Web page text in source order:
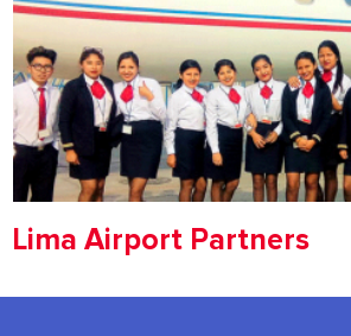
Lima Airport Partners